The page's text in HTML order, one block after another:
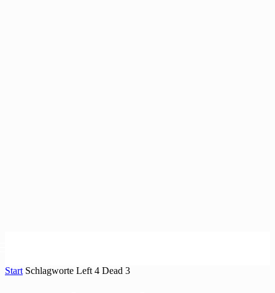
Start Schlagworte Left 4 Dead 3